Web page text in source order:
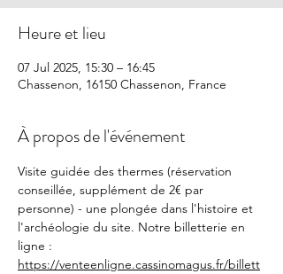
Heure et lieu
07 Jul 2025, 15:30 – 16:45
Chassenon, 16150 Chassenon, France
À propos de l'événement
Visite guidée des thermes (réservation
conseillée, supplément de 2€ par
personne) - une plongée dans l'histoire et
l'archéologie du site. Notre billetterie en
ligne :
https://venteenligne.cassinomagus.fr/billett